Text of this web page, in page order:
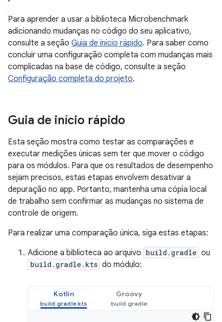
Para aprender a usar a biblioteca Microbenchmark
adicionando mudanças no código do seu aplicativo,
consulte a seção Guia de início rápido. Para saber como
concluir uma configuração completa com mudanças mais
complicadas na base de código, consulte a seção
Configuração completa do projeto.
Guia de início rápido
Esta seção mostra como testar as comparações e
executar medições únicas sem ter que mover o código
para os módulos. Para que os resultados de desempenho
sejam precisos, estas etapas envolvem desativar a
depuração no app. Portanto, mantenha uma cópia local
de trabalho sem confirmar as mudanças no sistema de
controle de origem.
Para realizar uma comparação única, siga estas etapas:
Adicione a biblioteca ao arquivo build.gradle ou
build.gradle.kts do módulo:
Kotlin Groovy